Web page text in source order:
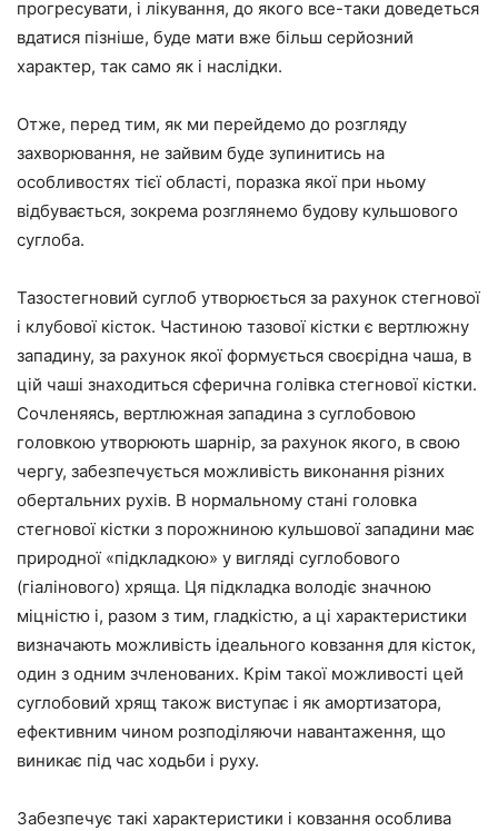
прогресувати, і лікування, до якого все-таки доведеться
вдатися пізніше, буде мати вже більш серйозний
характер, так само як і наслідки.
Отже, перед тим, як ми перейдемо до розгляду
захворювання, не зайвим буде зупинитись на
особливостях тієї області, поразка якої при ньому
відбувається, зокрема розглянемо будову кульшового
суглоба.
Тазостегновий суглоб утворюється за рахунок стегнової
і клубової кісток. Частиною тазової кістки є вертлюжну
западину, за рахунок якої формується своєрідна чаша, в
цій чаші знаходиться сферична голівка стегнової кістки.
Сочленяясь, вертлюжная западина з суглобовою
головкою утворюють шарнір, за рахунок якого, в свою
чергу, забезпечується можливість виконання різних
обертальних рухів. В нормальному стані головка
стегнової кістки з порожниною кульшової западини має
природної «підкладкою» у вигляді суглобового
(гіалінового) хряща. Ця підкладка володіє значною
міцністю і, разом з тим, гладкістю, а ці характеристики
визначають можливість ідеального ковзання для кісток,
один з одним зчленованих. Крім такої можливості цей
суглобовий хрящ також виступає і як амортизатора,
ефективним чином розподіляючи навантаження, що
виникає під час ходьби і руху.
Забезпечує такі характеристики і ковзання особлива